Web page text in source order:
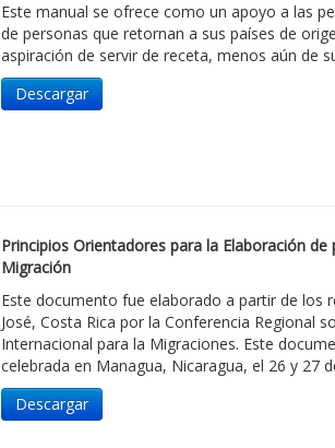
Este manual se ofrece como un apoyo a las
de personas que retornan a sus países de
aspiración de servir de receta, menos aún de
Descargar
Principios Orientadores para la Elaboración
Migración
Este documento fue elaborado a partir de los
José, Costa Rica por la Conferencia Regional
Internacional para la Migraciones. Este
celebrada en Managua, Nicaragua, el 26 y 27
Descargar